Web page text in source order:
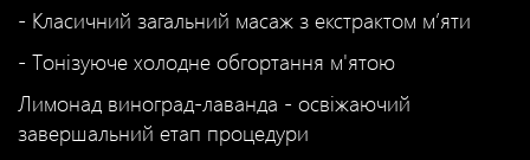
- Класичний загальний масаж з екстрактом м’яти
- Тонізуюче холодне обгортання м'ятою
Лимонад виноград-лаванда - освіжаючий
завершальний етап процедури